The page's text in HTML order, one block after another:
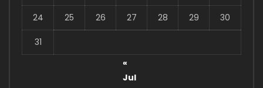
24 25 26 27 28 29 30
31
«
Jul